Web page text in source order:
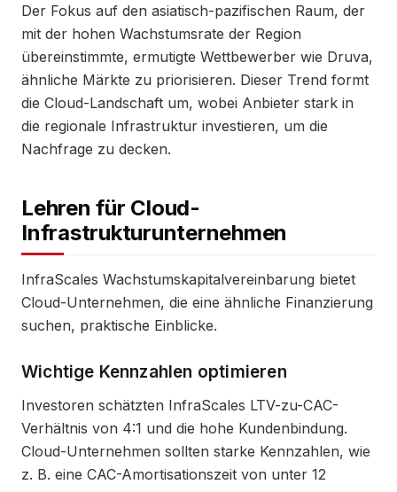
Der Fokus auf den asiatisch-pazifischen Raum, der
mit der hohen Wachstumsrate der Region
übereinstimmte, ermutigte Wettbewerber wie Druva,
ähnliche Märkte zu priorisieren. Dieser Trend formt
die Cloud-Landschaft um, wobei Anbieter stark in
die regionale Infrastruktur investieren, um die
Nachfrage zu decken.
Lehren für Cloud-
Infrastrukturunternehmen
InfraScales Wachstumskapitalvereinbarung bietet
Cloud-Unternehmen, die eine ähnliche Finanzierung
suchen, praktische Einblicke.
Wichtige Kennzahlen optimieren
Investoren schätzten InfraScales LTV-zu-CAC-
Verhältnis von 4:1 und die hohe Kundenbindung.
Cloud-Unternehmen sollten starke Kennzahlen, wie
z. B. eine CAC-Amortisationszeit von unter 12